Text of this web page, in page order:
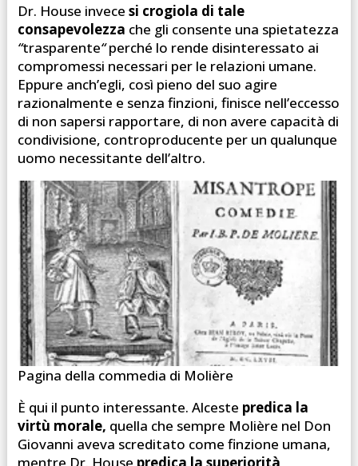
Dr. House invece si crogiola di tale
consapevolezza che gli consente una spietatezza
“trasparente“perché lo rende disinteressato ai
compromessi necessari per le relazioni umane.
Eppure anch’egli, così pieno del suo agire
razionalmente e senza finzioni, finisce nell’eccesso
di non sapersi rapportare, di non avere capacità di
condivisione, controproducente per un qualunque
uomo necessitante dell’altro.
Pagina della commedia di Molière
È qui il punto interessante. Alceste predica la
virtù morale, quella che sempre Molière nel Don
Giovanni aveva screditato come finzione umana,
mentre Dr. House predica la superiorità